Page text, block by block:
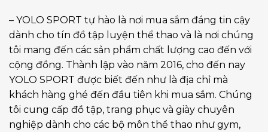
– YOLO SPORT tự hào là nơi mua sắm đáng tin cậy
dành cho tín đồ tập luyện thể thao và là nơi chúng
tôi mang đến các sản phẩm chất lượng cao đến với
cộng đồng. Thành lập vào năm 2016, cho đến nay
YOLO SPORT được biết đến như là địa chỉ mà
khách hàng ghé đến đầu tiên khi mua sắm. Chúng
tôi cung cấp đồ tập, trang phục và giày chuyên
nghiệp dành cho các bộ môn thể thao như gym,